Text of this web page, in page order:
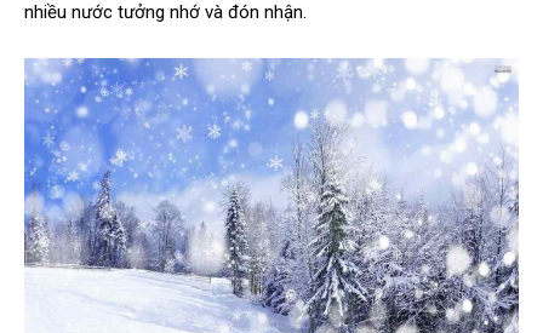
nhiều nước tưởng nhớ và đón nhận.